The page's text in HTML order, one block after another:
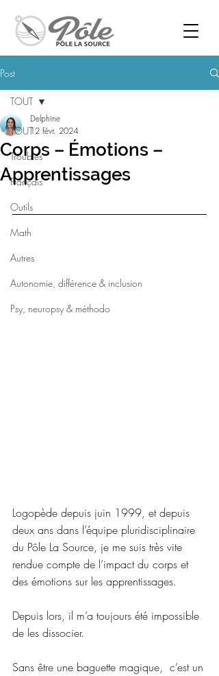
Post
TOUT
Troubles
Français
Outils
Math
Autres
Autonomie, différence & inclusion
Psy, neuropsy & méthodo
TOUT
Corps – Émotions –
Apprentissages
Delphine
12 févr. 2024
Logopède depuis juin 1999, et depuis
deux ans dans l’équipe pluridisciplinaire
du Pôle La Source, je me suis très vite
rendue compte de l’impact du corps et
des émotions sur les apprentissages.
Depuis lors, il m’a toujours été impossible
de les dissocier.
Sans être une baguette magique,  c’est un